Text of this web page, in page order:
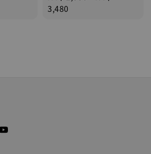
price
3,480